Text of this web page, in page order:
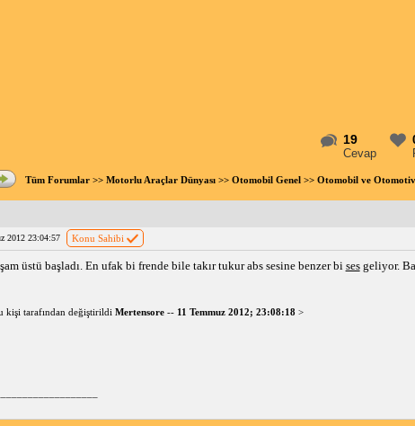
19
Cevap
Tüm Forumlar>> Motorlu Araçlar Dünyası>> Otomobil Genel>> Otomobil ve Otomotiv
2012 23:04:57 Konu Sahibi
üstü başladı. En ufak bi frende bile takır tukur abs sesine benzer bi sesgeliyor.
kişi tarafından değiştirildi Mertensore-- 11 Temmuz 2012; 23:08:18 >